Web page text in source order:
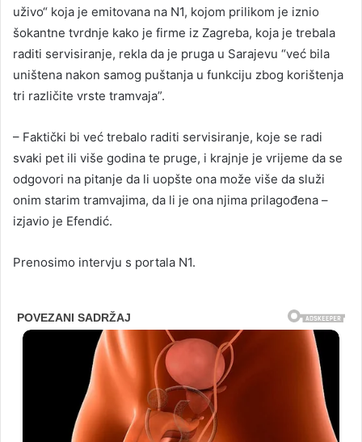
uživo“ koja je emitovana na N1, kojom prilikom je iznio
šokantne tvrdnje kako je firme iz Zagreba, koja je trebala
raditi servisiranje, rekla da je pruga u Sarajevu “već bila
uništena nakon samog puštanja u funkciju zbog korištenja
tri različite vrste tramvaja”.
– Faktički bi već trebalo raditi servisiranje, koje se radi
svaki pet ili više godina te pruge, i krajnje je vrijeme da se
odgovori na pitanje da li uopšte ona može više da služi
onim starim tramvajima, da li je ona njima prilagođena –
izjavio je Efendić.
Prenosimo intervju s portala N1.